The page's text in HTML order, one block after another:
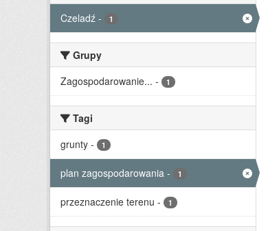
Czeladź - 1
Grupy
Zagospodarowanie... - 1
Tagi
grunty - 1
plan zagospodarowania - 1
przeznaczenie terenu - 1